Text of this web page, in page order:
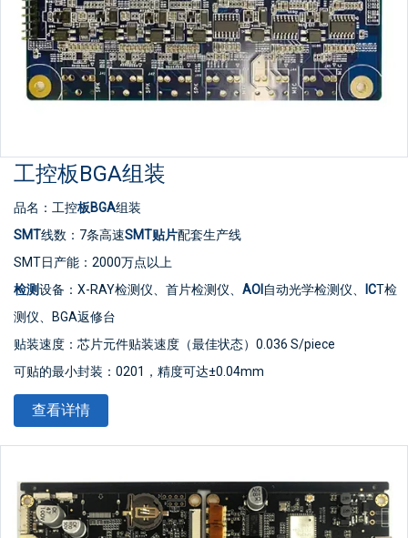
工控板BGA组装
品名：工控板BGA组装
SMT线数：7条高速SMT贴片配套生产线
SMT日产能：2000万点以上
检测设备：X-RAY检测仪、首片检测仪、 AOI 自动光学检测仪、 ICT检
测仪、BGA返修台
贴装速度：芯片元件贴装速度（最佳状态）0.036 S/piece
可贴的最小封装：0201，精度可达±0.04mm
最小器件精度：可贴装PLCC、QFP、BGA、CSP等器件，管脚间距
可达±0.04mm
平。可贴装/插装/混装TFT显示驱动板、手机主板、电池保护电路等
高难度产品
查看详情